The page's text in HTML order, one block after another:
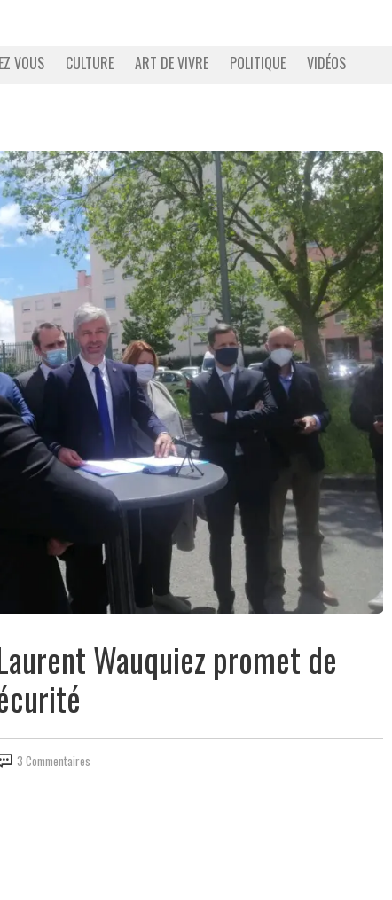
VOUS CULTURE ART DE VIVRE POLITIQUE VIDÉOS
Wauquiez promet de
3 Commentaires